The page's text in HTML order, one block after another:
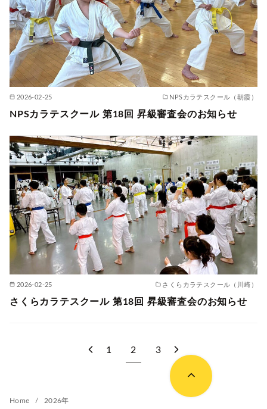
2026-02-25 NPSカラテスクール（朝霞）
NPSカラテスクール 第18回 昇級審査会のお知らせ
2026-02-25 さくらカラテスクール（川崎）
さくらカラテスクール 第18回 昇級審査会のお知らせ
1 2 3
Home 2026年